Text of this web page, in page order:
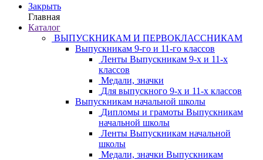
Закрыть
Главная
Каталог
ВЫПУСКНИКАМ И ПЕРВОКЛАССНИКАМ
Выпускникам 9-го и 11-го классов
Ленты Выпускникам 9-х и 11-х
классов
Медали, значки
Для выпускного 9-х и 11-х классов
Выпускникам начальной школы
Дипломы и грамоты Выпускникам
начальной школы
Ленты Выпускникам начальной
школы
Медали, значки Выпускникам